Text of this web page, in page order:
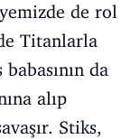
de rol
Titanlarla
da
alıp
Stiks,